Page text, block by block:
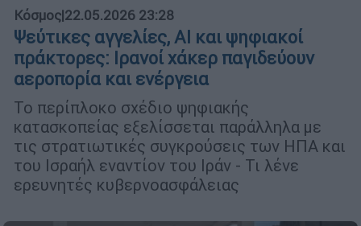
Κόσμος|22.05.2026 23:28
Ψεύτικες αγγελίες, AI και ψηφιακοί
πράκτορες: Ιρανοί χάκερ παγιδεύουν
αεροπορία και ενέργεια
Το περίπλοκο σχέδιο ψηφιακής
κατασκοπείας εξελίσσεται παράλληλα με
τις στρατιωτικές συγκρούσεις των ΗΠΑ και
του Ισραήλ εναντίον του Ιράν - Τι λένε
ερευνητές κυβερνοασφάλειας